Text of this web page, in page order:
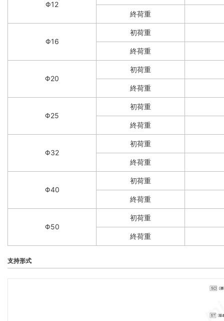
Φ12
終荷重
Φ16
初荷重
終荷重
Φ20
初荷重
終荷重
Φ25
初荷重
終荷重
Φ32
初荷重
終荷重
Φ40
初荷重
終荷重
Φ50
初荷重
終荷重
支持形式